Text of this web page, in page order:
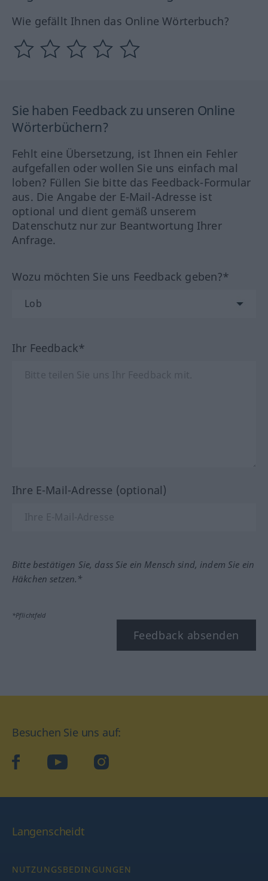
Wie gefällt Ihnen das Online Wörterbuch?
Sie haben Feedback zu unseren Online
Wörterbüchern?
Fehlt eine Übersetzung, ist Ihnen ein Fehler
aufgefallen oder wollen Sie uns einfach mal
loben? Füllen Sie bitte das Feedback-Formular
aus. Die Angabe der E-Mail-Adresse ist
optional und dient gemäß unserem
Datenschutz nur zur Beantwortung Ihrer
Anfrage.
Wozu möchten Sie uns Feedback geben?*
Ihr Feedback*
Ihre E-Mail-Adresse (optional)
Bitte bestätigen Sie, dass Sie ein Mensch sind, indem Sie ein
Häkchen setzen.*
*Pflichtfeld
Feedback absenden
Besuchen Sie uns auf:
facebookYouTube Instagram
Langenscheidt
NUTZUNGSBEDINGUNGEN